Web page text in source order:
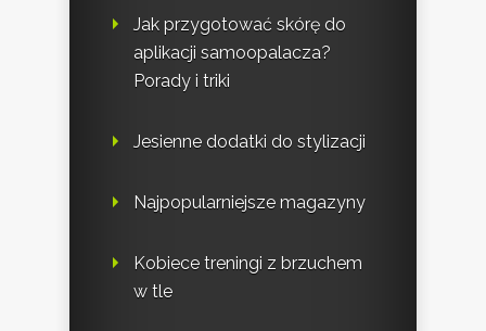
Jak przygotować skórę do
aplikacji samoopalacza?
Porady i triki
Jesienne dodatki do stylizacji
Najpopularniejsze magazyny
Kobiece treningi z brzuchem
w tle